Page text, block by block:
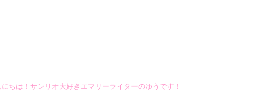
ちは！サンリオ大好きエマリーライターのゆうです！